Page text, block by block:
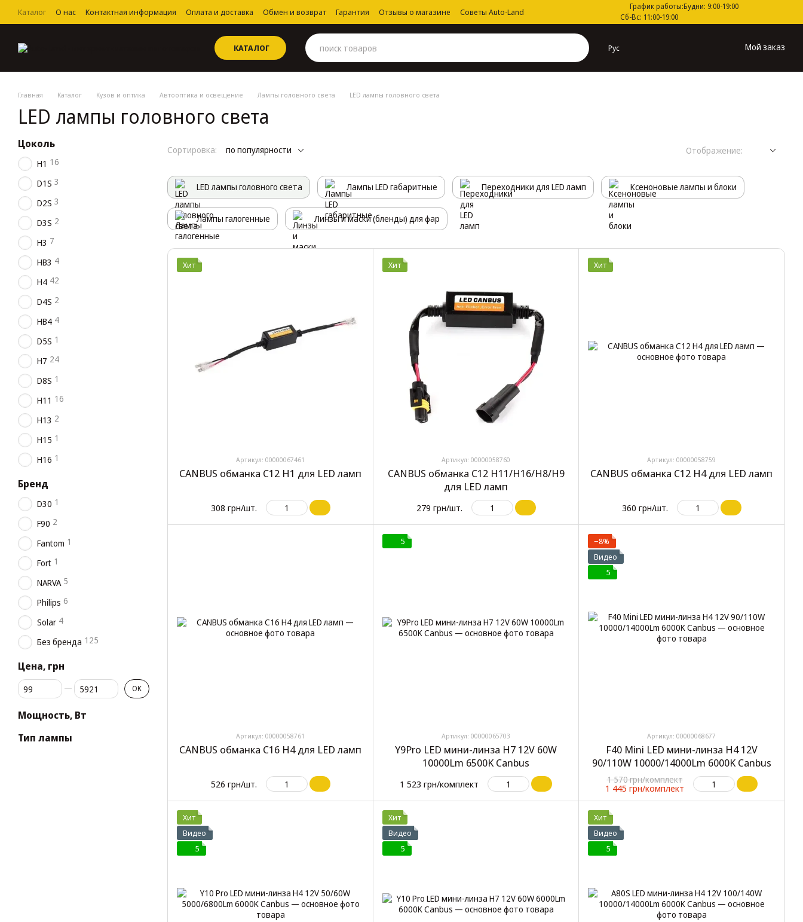
Перейти к основному контенту
Каталог О нас Контактная информация Оплата и доставка Обмен и возврат Гарантия Отзывы о магазине
Советы Auto-Land
Пользовательское соглашение
График работы:Будни: 9:00-19:00
Сб-Вс: 11:00-19:00
КАТАЛОГ Рус Мой заказ
Главная Каталог Кузов и оптика Автооптика и освещение Лампы головного света LED лампы головного света
LED лампы головного света
Сортировка: по популярности Отображение:
LED лампы головного света Лампы LED габаритные Переходники для LED ламп Ксеноновые лампы и блоки
Лампы галогенные Линзы и маски (бленды) для фар
Хит
Артикул: 00000067461
CANBUS обманка C12 H1 для LED ламп
308 грн/шт.
Хит
Артикул: 00000058760
CANBUS обманка C12 H11/H16/H8/H9
для LED ламп
279 грн/шт.
Хит
Артикул: 00000058759
CANBUS обманка C12 H4 для LED ламп
360 грн/шт.
Артикул: 00000058761
CANBUS обманка C16 H4 для LED ламп
526 грн/шт.
5
Артикул: 00000065703
Y9Pro LED мини-линза H7 12V 60W
10000Lm 6500K Canbus
1 523 грн/комплект
−8%
Видео
5
Артикул: 00000068677
F40 Mini LED мини-линза H4 12V
90/110W 10000/14000Lm 6000K Canbus
1 570 грн/комплект
1 445 грн/комплект
Хит
Видео
5
Хит
Видео
5
Хит
Видео
5
Цоколь
H1 16
D1S 3
D2S 3
D3S 2
H3 7
HB3 4
H4 42
D4S 2
HB4 4
D5S 1
H7 24
D8S 1
H11 16
H13 2
H15 1
H16 1
Бренд
D30 1
F90 2
Fantom 1
Fort 1
NARVA 5
Philips 6
Solar 4
Без бренда 125
Цена, грн
От Цена, грн
До Цена, грн OK
Мощность, Вт
Тип лампы